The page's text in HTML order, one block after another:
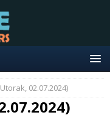
02.07.2024)